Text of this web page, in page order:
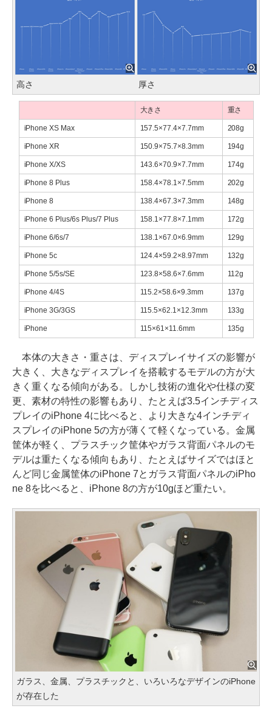
高さ 厚さ
大きさ 重さ
iPhone XS Max 157.5×77.4×7.7mm 208g
iPhone XR 150.9×75.7×8.3mm 194g
iPhone X/XS 143.6×70.9×7.7mm 174g
iPhone 8 Plus 158.4×78.1×7.5mm 202g
iPhone 8 138.4×67.3×7.3mm 148g
iPhone 6 Plus/6s Plus/7 Plus 158.1×77.8×7.1mm 172g
iPhone 6/6s/7 138.1×67.0×6.9mm 129g
iPhone 5c 124.4×59.2×8.97mm 132g
iPhone 5/5s/SE 123.8×58.6×7.6mm 112g
iPhone 4/4S 115.2×58.6×9.3mm 137g
iPhone 3G/3GS 115.5×62.1×12.3mm 133g
iPhone 115×61×11.6mm 135g
本体の大きさ・重さは、ディスプレイサイズの影響が
大きく、大きなディスプレイを搭載するモデルの方が大
きく重くなる傾向がある。しかし技術の進化や仕様の変
更、素材の特性の影響もあり、たとえば3.5インチディス
プレイのiPhone 4に比べると、より大きな4インチディ
スプレイのiPhone 5の方が薄くて軽くなっている。金属
筐体が軽く、プラスチック筐体やガラス背面パネルのモ
デルは重たくなる傾向もあり、たとえばサイズではほと
んど同じ金属筐体のiPhone 7とガラス背面パネルのiPho
ne 8を比べると、iPhone 8の方が10gほど重たい。
ガラス、金属、プラスチックと、いろいろなデザインのiPhone
が存在した